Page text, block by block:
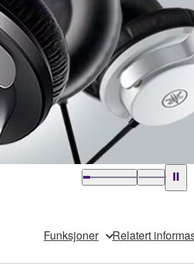
Funksjoner Relatert